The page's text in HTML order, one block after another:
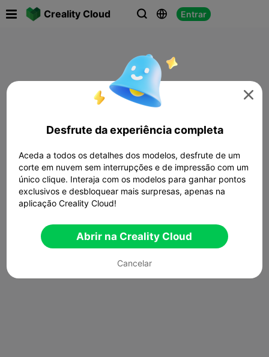
Creality Cloud   Entrar

Desfrute da experiência completa
Aceda a todos os detalhes dos modelos, desfrute de um
corte em nuvem sem interrupções e de impressão com um
único clique. Interaja com os modelos para ganhar pontos
exclusivos e desbloquear mais surpresas, apenas na
aplicação Creality Cloud!
Abrir na Creality Cloud
Cancelar